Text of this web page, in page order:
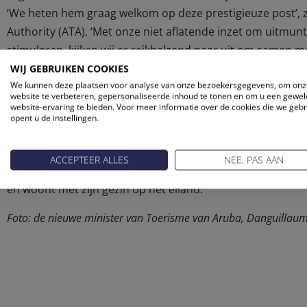
‘We heten hem graag welkom op deze prestigieuze
Authority (ATA). ‘Met onze niet aflatende inzet om
stimuleren, kijken wij er reikhalzend naar uit om samen
toerisme op Aruba op peil te houden en het uiteraard
Aangezien toerisme de belangrijkste pijler onder de
als een belangrijke. Danguillaume Oduber heeft veel
waaronder transport, infrastructuur, milieuzaken,
gewaardeerd parlementslid.
Danguillaume Oduber startte zijn politieke loopbaan in
en woont met zijn gezin op het eiland.
Foto: de nieuwe minister van Toerisme van Aruba,
WIJ GEBRUIKEN COOKIES
We kunnen deze plaatsen voor analyse van onze bezoekersgegevens, om
website te verbeteren, gepersonaliseerde inhoud te tonen en om u een
website-ervaring te bieden. Voor meer informatie over de cookies die we
opent u de instellingen.
ACCEPTEER ALLES NEE, PAS AAN